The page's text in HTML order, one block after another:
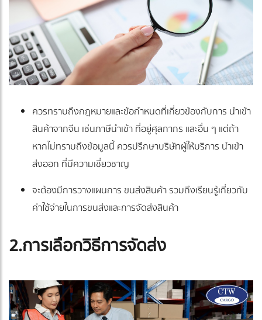
ควรทราบถึงกฎหมายและข้อกำหนดที่เกี่ยวข้องกับการ นำเข้า
สินค้าจากจีน เช่นภาษีนำเข้า ที่อยู่ศุลกากร และอื่น ๆ แต่ถ้า
หากไม่ทราบถึงข้อมูลนี้ ควรปรึกษาบริษัทผู้ให้บริการ นำเข้า
ส่งออก ที่มีความเชี่ยวชาญ
จะต้องมีการวางแผนการ ขนส่งสินค้า รวมถึงเรียนรู้เกี่ยวกับ
ค่าใช้จ่ายในการขนส่งและการจัดส่งสินค้า
2.การเลือกวิธีการจัดส่ง